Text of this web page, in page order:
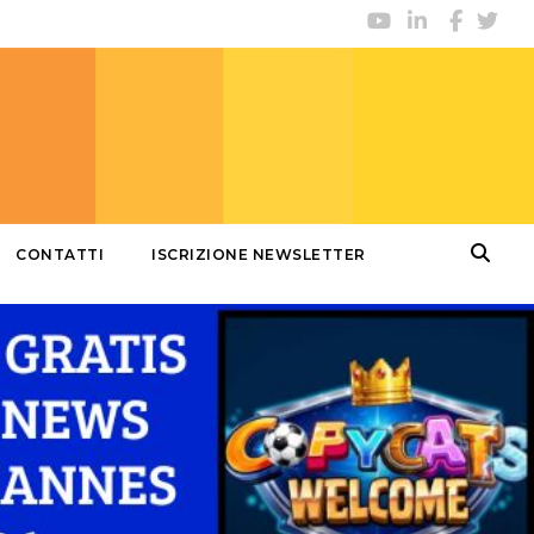
CONTATTI ISCRIZIONE NEWSLETTER